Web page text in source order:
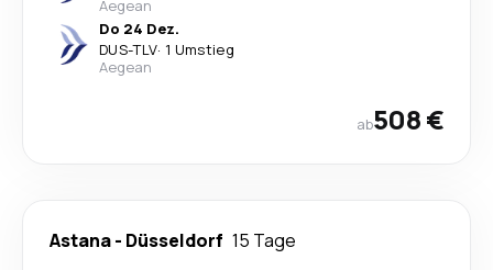
Aegean
Do 24 Dez.
DUS-TLV· 1 Umstieg
Aegean
ab508 €
Astana- Düsseldorf 15 Tage